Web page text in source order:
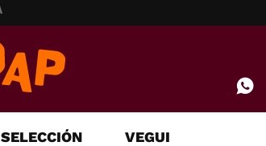
SELECCIÓN VEGUI